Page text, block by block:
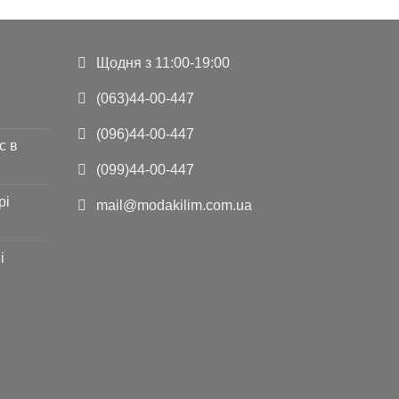
в
Щодня з 11:00-19:00
(063)44-00-447
(096)44-00-447
(099)44-00-447
mail@modakilim.com.ua